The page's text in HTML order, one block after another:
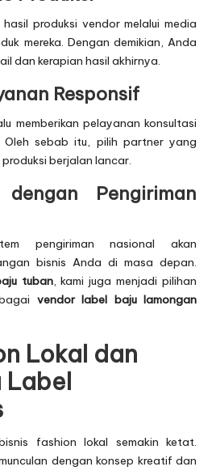
hasil produksi vendor melalui media
mereka. Dengan demikian, Anda
dan kerapian hasil akhirnya.
Responsif
memberikan pelayanan konsultasi
sebab itu, pilih partner yang
berjalan lancar.
Pengiriman
pengiriman nasional akan
bisnis Anda di masa depan.
tuban, kami juga menjadi pilihan
vendor label baju lamongan
Lokal dan
Label
fashion lokal semakin ketat.
dengan konsep kreatif dan